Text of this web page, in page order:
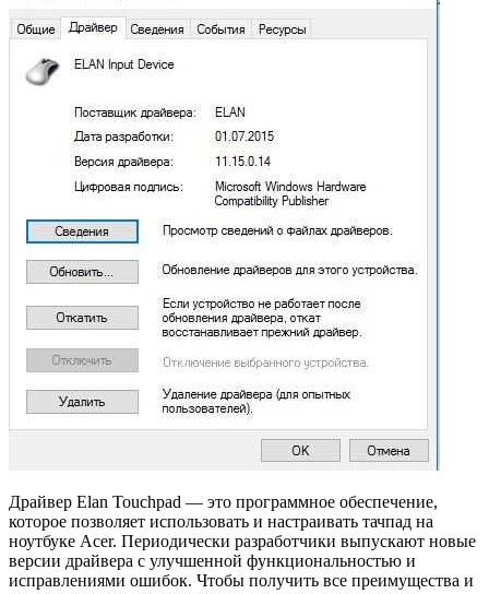
Драйвер Elan Touchpad — это программное обеспечение,
которое позволяет использовать и настраивать тачпад на
ноутбуке Acer. Периодически разработчики выпускают новые
версии драйвера с улучшенной функциональностью и
исправлениями ошибок. Чтобы получить все преимущества и